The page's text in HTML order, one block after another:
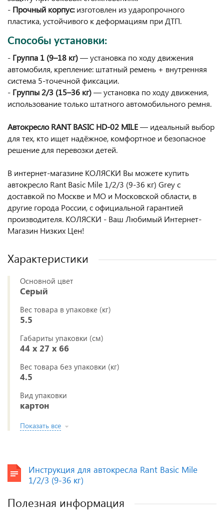
- Прочный корпус:изготовлен из ударопрочного
пластика, устойчивого к деформациям при ДТП.
Способы установки:
- Группа 1 (9–18 кг)— установка по ходу движения
автомобиля, крепление: штатный ремень + внутренняя
система 5-точечной фиксации.
- Группы 2/3 (15–36 кг)— установка по ходу движения,
использование только штатного автомобильного ремня.
Автокресло RANT BASIC HD-02 MILE— идеальный выбор
для тех, кто ищет надёжное, комфортное и безопасное
решение для перевозки детей.
В интернет-магазине КОЛЯСКИ Вы можете купить
автокресло Rant Basic Mile 1/2/3 (9-36 кг) Grey с
доставкой по Москве и МО и Московской области, в
другие города России, с официальной гарантией
производителя. КОЛЯСКИ - Ваш Любимый Интернет-
Магазин Низких Цен!
Характеристики
Основной цвет
Серый
Вес товара в упаковке (кг)
5.5
Габариты упаковки (см)
44 x 27 x 66
Вес товара без упаковки (кг)
4.5
Вид упаковки
картон
Показать все
Инструкция для автокресла Rant Basic Mile
1/2/3 (9-36 кг)
Полезная информация